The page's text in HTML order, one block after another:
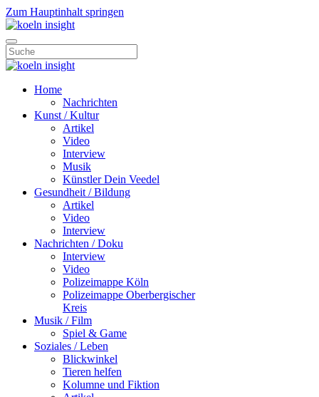
Zum Hauptinhalt springen
Home
Nachrichten
Kunst / Kultur
Artikel
Video
Interview
Musik
Künstler Dein Veedel
Gesundheit / Bildung
Artikel
Video
Interview
Nachrichten / Doku
Interview
Video
Polizeimappe Köln
Polizeimappe Oberbergischer
Kreis
Musik / Film
Spiel & Game
Soziales / Leben
Blickwinkel
Tieren helfen
Kolumne und Fiktion